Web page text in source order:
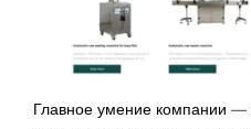
Главное умение компании —